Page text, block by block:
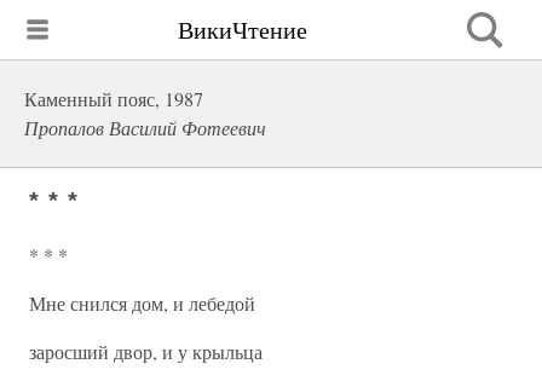
ВикиЧтение
Каменный пояс, 1987
Пропалов Василий Фотеевич
* * *
* * *
Мне снился дом, и лебедой
заросший двор, и у крыльца